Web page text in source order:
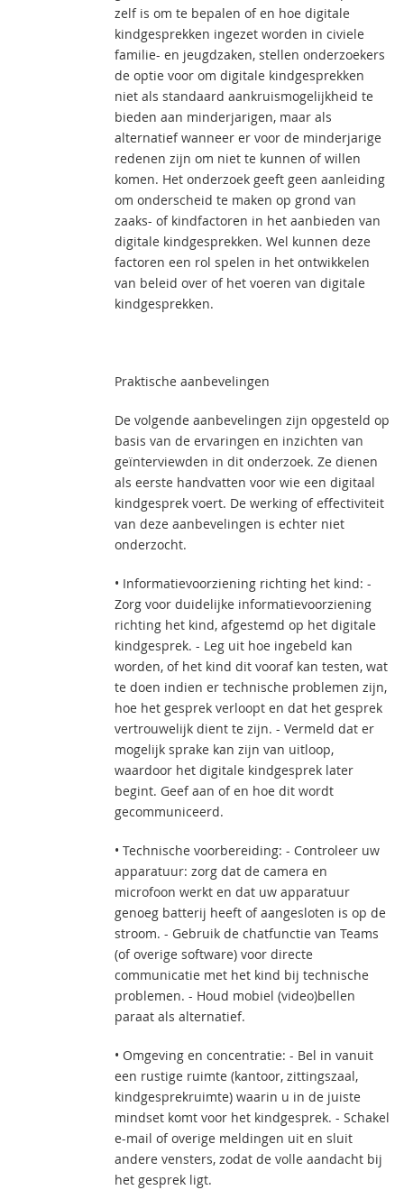
zelf is om te bepalen of en hoe digitale
kindgesprekken ingezet worden in civiele
familie- en jeugdzaken, stellen onderzoekers
de optie voor om digitale kindgesprekken
niet als standaard aankruismogelijkheid te
bieden aan minderjarigen, maar als
alternatief wanneer er voor de minderjarige
redenen zijn om niet te kunnen of willen
komen. Het onderzoek geeft geen aanleiding
om onderscheid te maken op grond van
zaaks- of kindfactoren in het aanbieden van
digitale kindgesprekken. Wel kunnen deze
factoren een rol spelen in het ontwikkelen
van beleid over of het voeren van digitale
kindgesprekken.
Praktische aanbevelingen
De volgende aanbevelingen zijn opgesteld op
basis van de ervaringen en inzichten van
geïnterviewden in dit onderzoek. Ze dienen
als eerste handvatten voor wie een digitaal
kindgesprek voert. De werking of effectiviteit
van deze aanbevelingen is echter niet
onderzocht.
• Informatievoorziening richting het kind: -
Zorg voor duidelijke informatievoorziening
richting het kind, afgestemd op het digitale
kindgesprek. - Leg uit hoe ingebeld kan
worden, of het kind dit vooraf kan testen, wat
te doen indien er technische problemen zijn,
hoe het gesprek verloopt en dat het gesprek
vertrouwelijk dient te zijn. - Vermeld dat er
mogelijk sprake kan zijn van uitloop,
waardoor het digitale kindgesprek later
begint. Geef aan of en hoe dit wordt
gecommuniceerd.
• Technische voorbereiding: - Controleer uw
apparatuur: zorg dat de camera en
microfoon werkt en dat uw apparatuur
genoeg batterij heeft of aangesloten is op de
stroom. - Gebruik de chatfunctie van Teams
(of overige software) voor directe
communicatie met het kind bij technische
problemen. - Houd mobiel (video)bellen
paraat als alternatief.
• Omgeving en concentratie: - Bel in vanuit
een rustige ruimte (kantoor, zittingszaal,
kindgesprekruimte) waarin u in de juiste
mindset komt voor het kindgesprek. - Schakel
e-mail of overige meldingen uit en sluit
andere vensters, zodat de volle aandacht bij
het gesprek ligt.